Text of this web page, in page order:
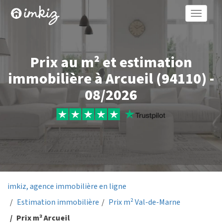
Toggle
Prix au m² et estimation
immobilière à Arcueil (94110) -
08/2026
imkiz, agence immobilière en ligne
Estimation immobilière
Prix m² Val-de-Marne
Prix m² Arcueil